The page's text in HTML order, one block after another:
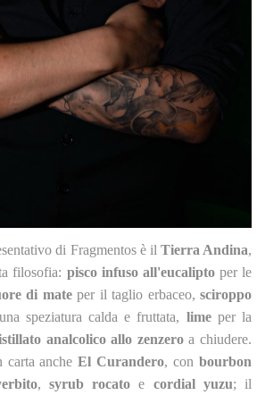
di Fragmentos è il Tierra Andina,
filosofia: pisco infuso all'eucaliptoper le
di mateper il taglio erbaceo,sciroppo
speziatura calda e fruttata, limeper la
analcolico allo zenzeroa chiudere.
carta ancheEl Curandero, conbourbon
, syrub rocato e cordial yuzu; il